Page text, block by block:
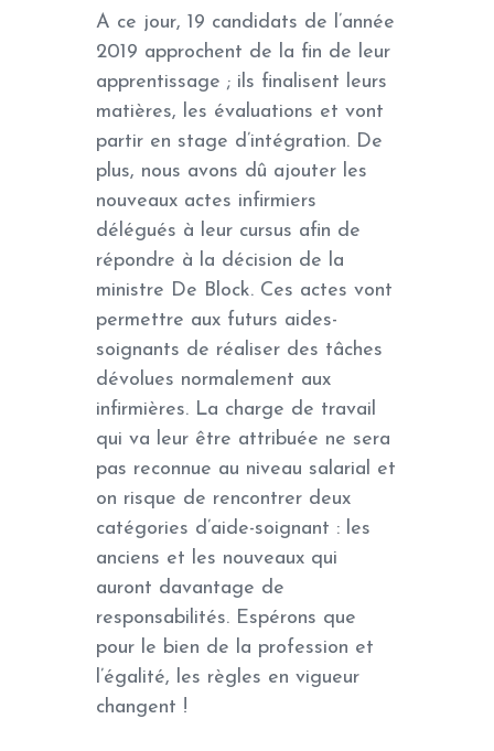
A ce jour, 19 candidats de l’année
2019 approchent de la fin de leur
apprentissage ; ils finalisent leurs
matières, les évaluations et vont
partir en stage d’intégration. De
plus, nous avons dû ajouter les
nouveaux actes infirmiers
délégués à leur cursus afin de
répondre à la décision de la
ministre De Block. Ces actes vont
permettre aux futurs aides-
soignants de réaliser des tâches
dévolues normalement aux
infirmières. La charge de travail
qui va leur être attribuée ne sera
pas reconnue au niveau salarial et
on risque de rencontrer deux
catégories d’aide-soignant : les
anciens et les nouveaux qui
auront davantage de
responsabilités. Espérons que
pour le bien de la profession et
l’égalité, les règles en vigueur
changent !